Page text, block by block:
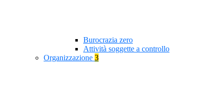
Burocrazia zero
Attività soggette a controllo
Organizzazione 3